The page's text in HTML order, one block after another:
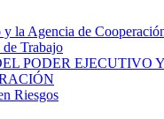
la Agencia de
Trabajo
PODER
Riesgos